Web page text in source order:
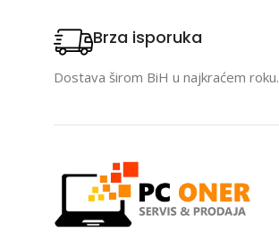
Brza isporuka
Dostava širom BiH u najkraćem roku.